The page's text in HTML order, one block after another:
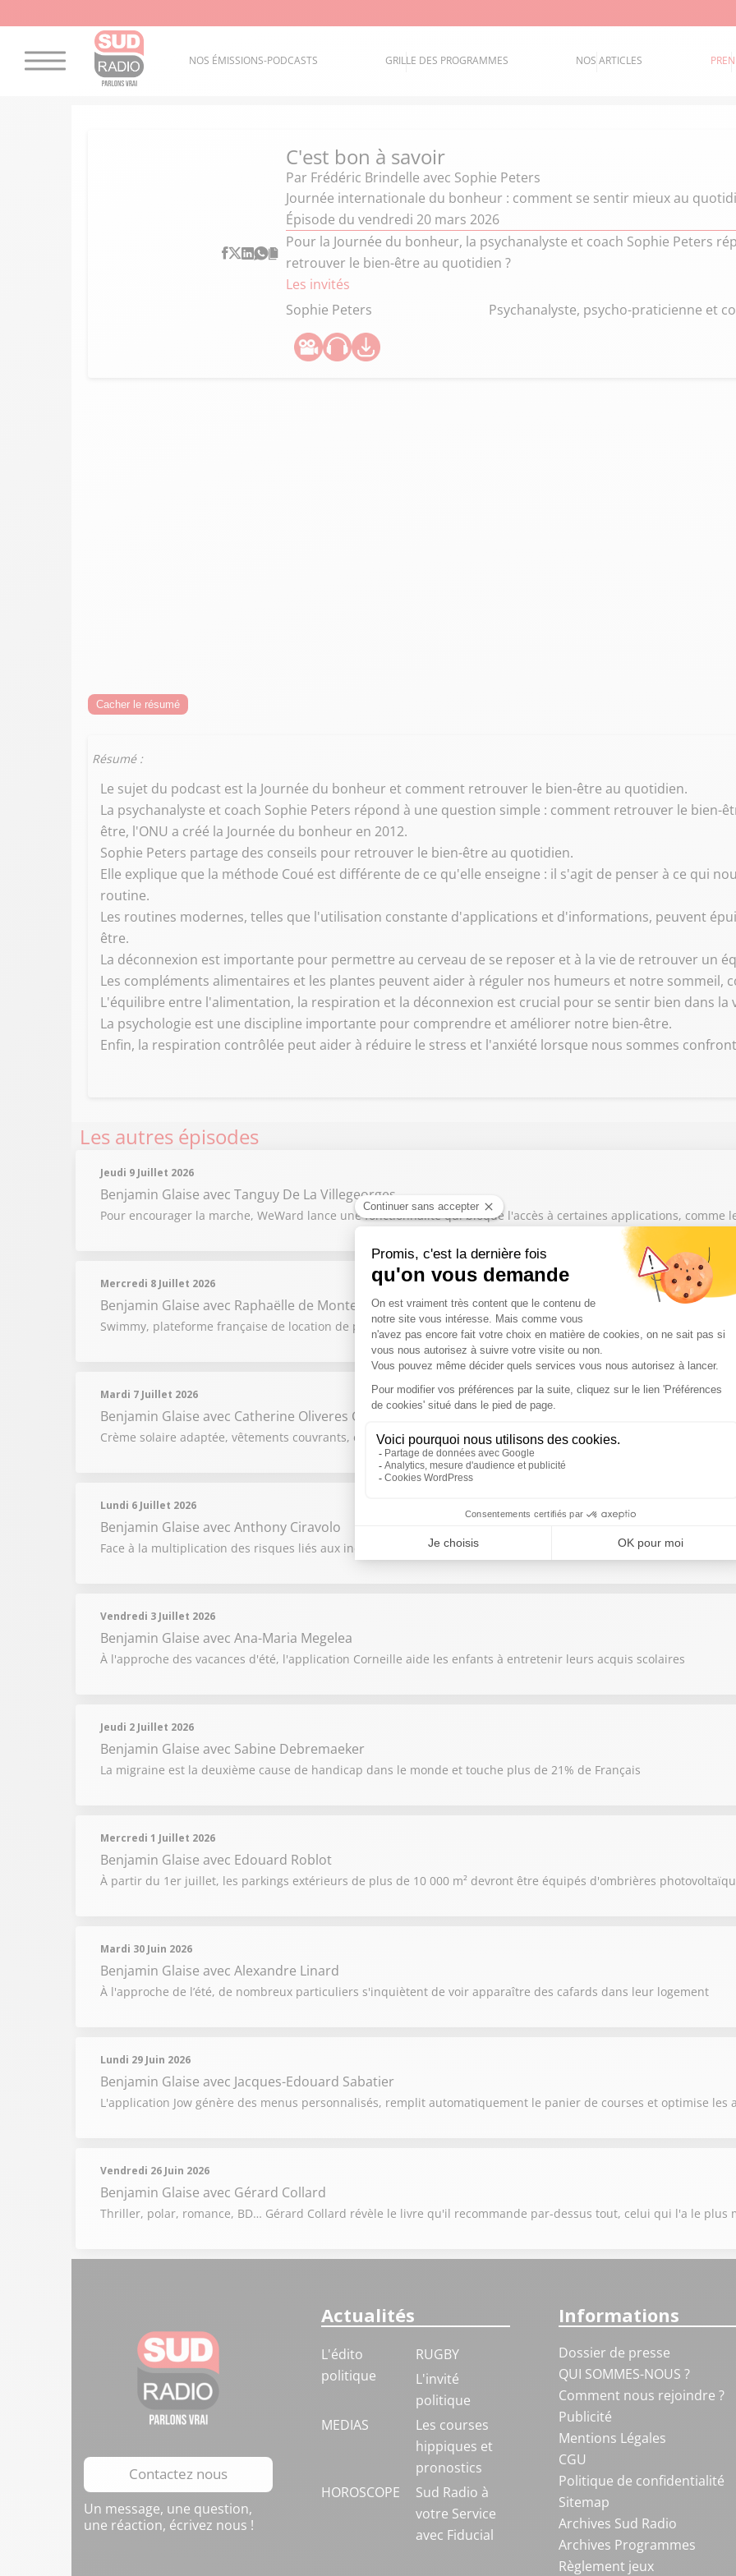
NOS ÉMISSIONS-PODCASTS GRILLE DES PROGRAMMES NOS ARTICLES
C'est bon à savoir
Par Frédéric Brindelle avec Sophie Peters
Journée internationale du bonheur : comment se sentir mieux au
Épisode du vendredi 20 mars 2026
Pour la Journée du bonheur, la psychanalyste et coach Sophie Peters
retrouver le bien-être au quotidien ?
Les invités
Sophie Peters
Psychanalyste, psycho-praticienne et
Cacher le résumé
Résumé :
Le sujet du podcast est la Journée du bonheur et comment retrouver le bien-être au quotidien.
La psychanalyste et coach Sophie Peters répond à une question simple : comment retrouver le bien-
être, l'ONU a créé la Journée du bonheur en 2012.
Sophie Peters partage des conseils pour retrouver le bien-être au quotidien.
Elle explique que la méthode Coué est différente de ce qu'elle enseigne : il s'agit de penser à ce qui
routine.
Les routines modernes, telles que l'utilisation constante d'applications et d'informations, peuvent
être.
La déconnexion est importante pour permettre au cerveau de se reposer et à la vie de retrouver un
Les compléments alimentaires et les plantes peuvent aider à réguler nos humeurs et notre sommeil,
L'équilibre entre l'alimentation, la respiration et la déconnexion est crucial pour se sentir bien dans la
La psychologie est une discipline importante pour comprendre et améliorer notre bien-être.
Enfin, la respiration contrôlée peut aider à réduire le stress et l'anxiété lorsque nous sommes
Les autres épisodes
Jeudi 9 Juillet 2026
Benjamin Glaise avec Tanguy De La Villegeorges
Pour encourager la marche, WeWard lance une fonctionnalité qui bloque l'accès à certaines applications, comme
Mercredi 8 Juillet 2026
Benjamin Glaise avec Raphaëlle de Monteynard
Swimmy, plateforme française de location de piscines entre particuliers, à dépasser les 400 réservations lors de
Mardi 7 Juillet 2026
Benjamin Glaise avec Catherine Oliveres Ghouti
Crème solaire adaptée, vêtements couvrants, exposition limitée... Avec le retour du soleil, protéger sa peau est
Lundi 6 Juillet 2026
Benjamin Glaise avec Anthony Ciravolo
Face à la multiplication des risques liés aux incendies, de plus en plus de campings s'équipent d'outils
Vendredi 3 Juillet 2026
Benjamin Glaise avec Ana-Maria Megelea
À l'approche des vacances d'été, l'application Corneille aide les enfants à entretenir leurs acquis scolaires
Jeudi 2 Juillet 2026
Benjamin Glaise avec Sabine Debremaeker
La migraine est la deuxième cause de handicap dans le monde et touche plus de 21% de Français
Mercredi 1 Juillet 2026
Benjamin Glaise avec Edouard Roblot
À partir du 1er juillet, les parkings extérieurs de plus de 10 000 m² devront être équipés d'ombrières
Mardi 30 Juin 2026
Benjamin Glaise avec Alexandre Linard
À l'approche de l’été, de nombreux particuliers s'inquiètent de voir apparaître des cafards dans leur logement
Lundi 29 Juin 2026
Benjamin Glaise avec Jacques-Edouard Sabatier
L'application Jow génère des menus personnalisés, remplit automatiquement le panier de courses et optimise
Vendredi 26 Juin 2026
Benjamin Glaise avec Gérard Collard
Thriller, polar, romance, BD… Gérard Collard révèle le livre qu'il recommande par-dessus tout, celui qui l'a le plus
Contactez nous
Un message, une question,
une réaction, écrivez nous !
Actualités
L'édito
politique
RUGBY
L'invité
politique
MEDIAS
Les courses
hippiques et
pronostics
HOROSCOPE
Sud Radio à
votre Service
avec Fiducial
Informations
Dossier de presse
QUI SOMMES-NOUS ?
Comment nous rejoindre ?
Publicité
Mentions Légales
CGU
Politique de confidentialité
Sitemap
Archives Sud Radio
Archives Programmes
Règlement jeux